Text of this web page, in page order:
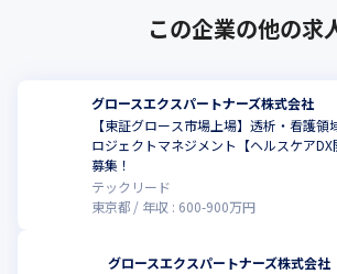
この企業の他の求
グロースエクスパートナーズ株式会社
【東証グロース市場上場】透析・看護領
ロジェクトマネジメント【ヘルスケアDX
募集！
テックリード
東京都
年収 : 600-900万円
グロースエクスパートナーズ株式会社